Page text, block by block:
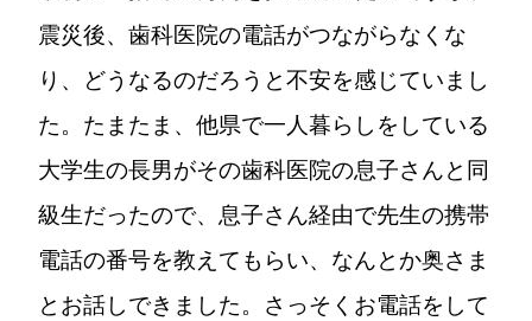
震災後、歯科医院の電話がつながらなくな
り、どうなるのだろうと不安を感じていまし
た。たまたま、他県で一人暮らしをしている
大学生の長男がその歯科医院の息子さんと同
級生だったので、息子さん経由で先生の携帯
電話の番号を教えてもらい、なんとか奥さま
とお話しできました。さっそくお電話をして